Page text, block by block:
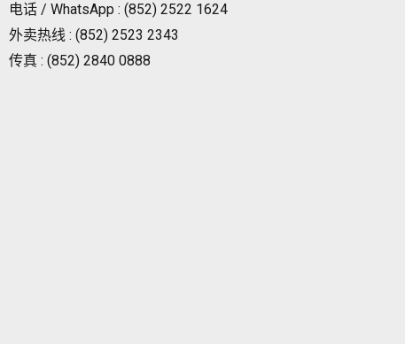
电话 / WhatsApp : (852) 2522 1624
外卖热线 : (852) 2523 2343
传真 : (852) 2840 0888